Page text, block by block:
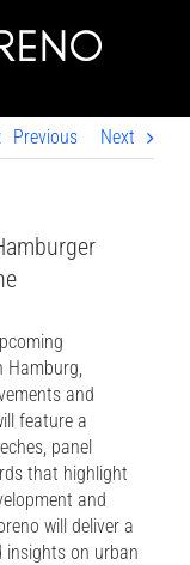
Previous Next
Hamburg,
and
feature a
panel
that highlight
and
will deliver a
insights on urban